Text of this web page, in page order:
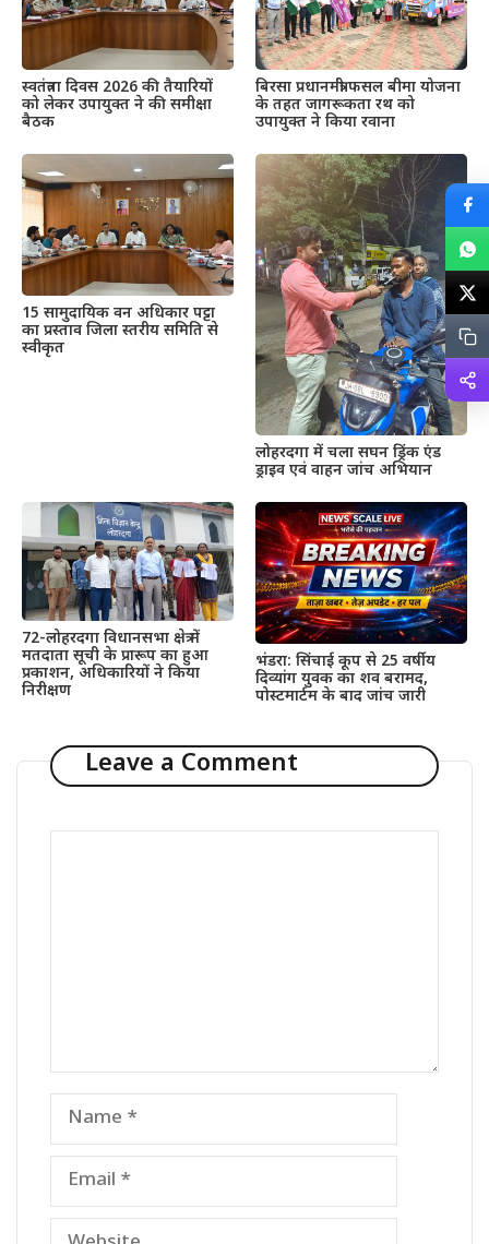
स्वतंत्रता दिवस 2026 की तैयारियों
को लेकर उपायुक्त ने की समीक्षा
बैठक
बिरसा प्रधानमंत्री फसल बीमा योजना
के तहत जागरूकता रथ को
उपायुक्त ने किया रवाना
15 सामुदायिक वन अधिकार पट्टा
का प्रस्ताव जिला स्तरीय समिति से
स्वीकृत
लोहरदगा में चला सघन ड्रिंक एंड
ड्राइव एवं वाहन जांच अभियान
72-लोहरदगा विधानसभा क्षेत्र में
मतदाता सूची के प्रारूप का हुआ
प्रकाशन, अधिकारियों ने किया
निरीक्षण
भंडरा: सिंचाई कूप से 25 वर्षीय
दिव्यांग युवक का शव बरामद,
पोस्टमार्टम के बाद जांच जारी
Leave a Comment
Name
Email
Website